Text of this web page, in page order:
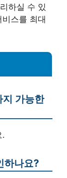
하실 수 있
스를 최대
지 가능한
.
하나요?